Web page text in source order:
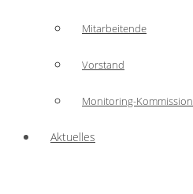
Mitarbeitende
Vorstand
Monitoring-Kommission
Aktuelles